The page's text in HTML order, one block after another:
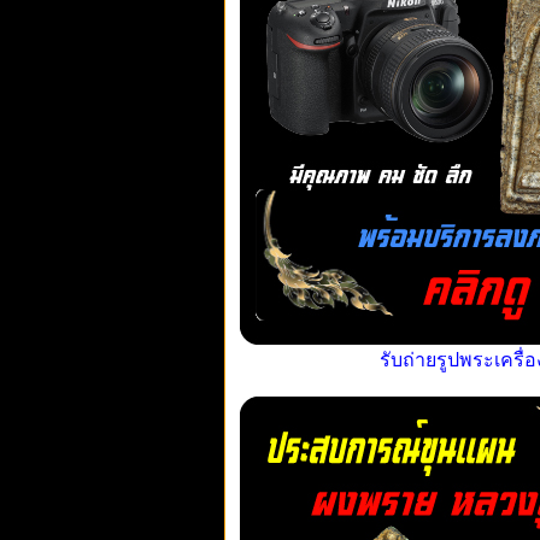
รับถ่ายรูปพระเครื่อ